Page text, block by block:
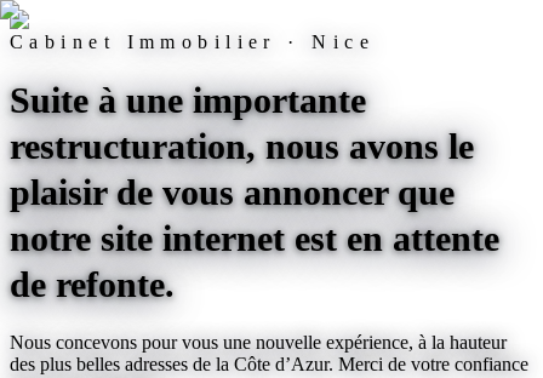
Cabinet Immobilier · Nice
Suite à une importante
restructuration, nous avons le
plaisir de vous annoncer que
notre site internet est en attente
de refonte.
Nous concevons pour vous une nouvelle expérience, à la hauteur
des plus belles adresses de la Côte d’Azur. Merci de votre confiance